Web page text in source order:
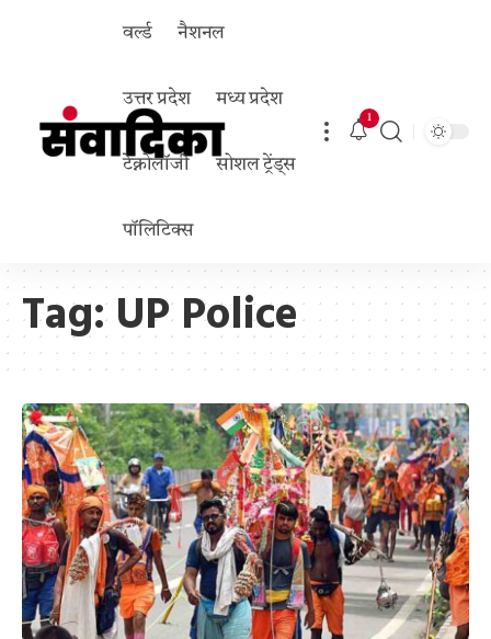
वर्ल्ड नैशनल
उत्तर प्रदेश मध्य प्रदेश
टेक्नोलॉजी सोशल ट्रेंड्स
पॉलिटिक्स
1
Tag:UP Police